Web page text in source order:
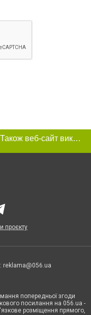
Цей сайт використовує «cookies». Також веб-сайт використовує інтернет-сервіс для збору технічних даних стосовно відвідувачів з метою отримання маркетингової та статистичної інформації. Умови обробки даних відвідувачів сайту див.
проєкту
reklama@056.ua
попередньої згоди
посилання на 056.ua -
розміщення прямого,